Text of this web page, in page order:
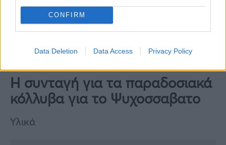
CONFIRM
Data Deletion Data Access Privacy Policy
Η συνταγή για τα παραδοσιακά
κόλλυβα για το Ψυχοσσαβατο
Υλικά